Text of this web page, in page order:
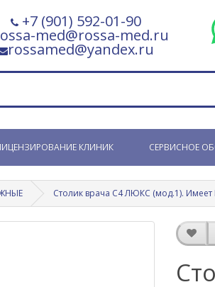
+7 (901) 592-01-90
med@rossa-med.ru
rossamed@yandex.ru
КЛИНИК СЕРВИСНОЕ
Столик врача С4 ЛЮКС (мод.1). Имеет